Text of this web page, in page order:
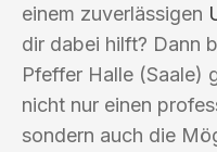
einem zuverlässigen
dir dabei hilft? Dann
Pfeffer Halle (Saale)
nicht nur einen
sondern auch die